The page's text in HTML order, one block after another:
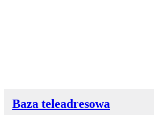
Baza teleadresowa